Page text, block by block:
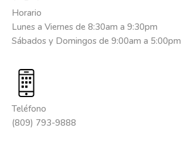
Horario
Lunes a Viernes de 8:30am a 9:30pm
Sábados y Domingos de 9:00am a 5:00pm
Teléfono
(809) 793-9888